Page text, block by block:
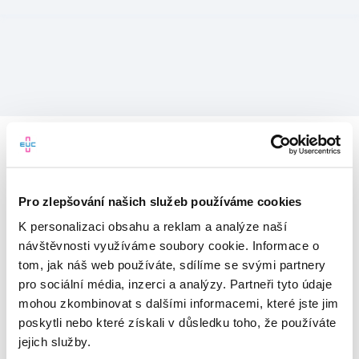
Pro zlepšování našich služeb používáme cookies
K personalizaci obsahu a reklam a analýze naší
návštěvnosti využíváme soubory cookie. Informace o
tom, jak náš web používáte, sdílíme se svými partnery
pro sociální média, inzerci a analýzy. Partneři tyto údaje
mohou zkombinovat s dalšími informacemi, které jste jim
poskytli nebo které získali v důsledku toho, že používáte
jejich služby.
Vítejte v mojeEUC